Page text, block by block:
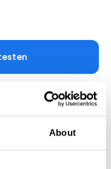
About